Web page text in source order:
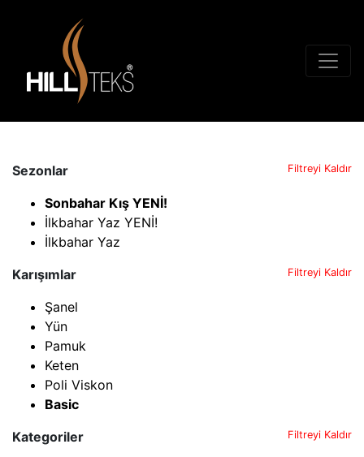
Sezonlar Filtreyi Kaldır
Sonbahar Kış YENİ!
İlkbahar Yaz YENİ!
İlkbahar Yaz
Karışımlar
Filtreyi Kaldır
Şanel
Yün
Pamuk
Keten
Poli Viskon
Basic
Kategoriler
Filtreyi Kaldır